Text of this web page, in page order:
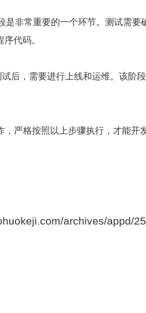
非常重要的一个环节。测试需要
代码。
后，需要进行上线和运维。该阶
严格按照以上步骤执行，才能开
archives/appd/